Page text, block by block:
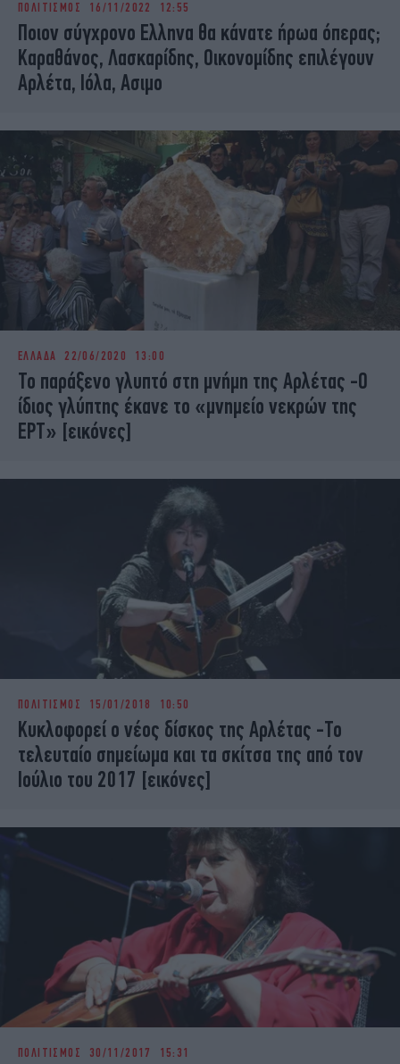
iBOOKS
OSCARS
THE OCEAN
MEDIA
ELAMEFORA
ΠΟΛΙΤΙΣΜΟΣ 16/11/2022 12:55
Ποιον σύγχρονο Ελληνα θα κάνατε ήρωα όπερας;
Καραθάνος, Λασκαρίδης, Οικονομίδης επιλέγουν
Αρλέτα, Ιόλα, Ασιμο
ΕΛΛΑΔΑ 22/06/2020 13:00
Το παράξενο γλυπτό στη μνήμη της Αρλέτας -Ο
ίδιος γλύπτης έκανε το «μνημείο νεκρών της
ΕΡΤ» [εικόνες]
ΠΟΛΙΤΙΣΜΟΣ 15/01/2018 10:50
Κυκλοφορεί ο νέος δίσκος της Αρλέτας -Το
τελευταίο σημείωμα και τα σκίτσα της από τον
Ιούλιο του 2017 [εικόνες]
ΠΟΛΙΤΙΣΜΟΣ 30/11/2017 15:31